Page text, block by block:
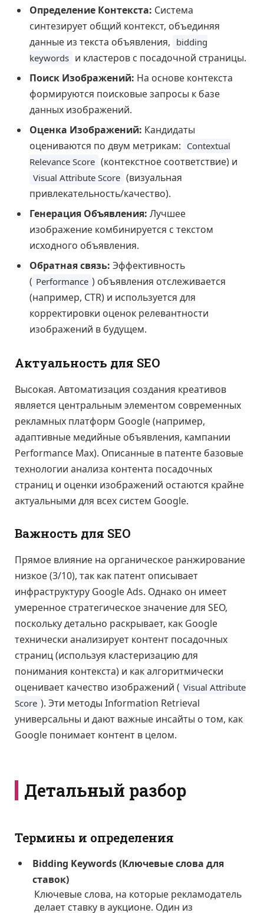
Определение Контекста: Система
синтезирует общий контекст, объединяя
данные из текста объявления, bidding
keywords и кластеров с посадочной страницы.
Поиск Изображений: На основе контекста
формируются поисковые запросы к базе
данных изображений.
Оценка Изображений: Кандидаты
оцениваются по двум метрикам: Contextual
Relevance Score (контекстное соответствие) и
Visual Attribute Score (визуальная
привлекательность/качество).
Генерация Объявления: Лучшее
изображение комбинируется с текстом
исходного объявления.
Обратная связь: Эффективность
( Performance ) объявления отслеживается
(например, CTR) и используется для
корректировки оценок релевантности
изображений в будущем.
Актуальность для SEO
Высокая. Автоматизация создания креативов
является центральным элементом современных
рекламных платформ Google (например,
адаптивные медийные объявления, кампании
Performance Max). Описанные в патенте базовые
технологии анализа контента посадочных
страниц и оценки изображений остаются крайне
актуальными для всех систем Google.
Важность для SEO
Прямое влияние на органическое ранжирование
низкое (3/10), так как патент описывает
инфраструктуру Google Ads. Однако он имеет
умеренное стратегическое значение для SEO,
поскольку детально раскрывает, как Google
технически анализирует контент посадочных
страниц (используя кластеризацию для
понимания контекста) и как алгоритмически
оценивает качество изображений ( Visual Attribute
Score ). Эти методы Information Retrieval
универсальны и дают важные инсайты о том, как
Google понимает контент в целом.
Детальный разбор
Термины и определения
Bidding Keywords (Ключевые слова для
ставок)
Ключевые слова, на которые рекламодатель
делает ставку в аукционе. Один из